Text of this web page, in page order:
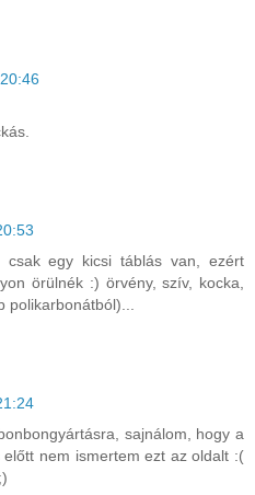
csak egy kicsi táblás van, ezért
örülnék :) örvény, szív, kocka,
sajnálom, hogy a
nem ismertem ezt az oldalt :(